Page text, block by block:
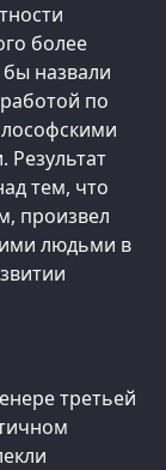
более
назвали
по
тем, что
произвел
людьми в
третьей